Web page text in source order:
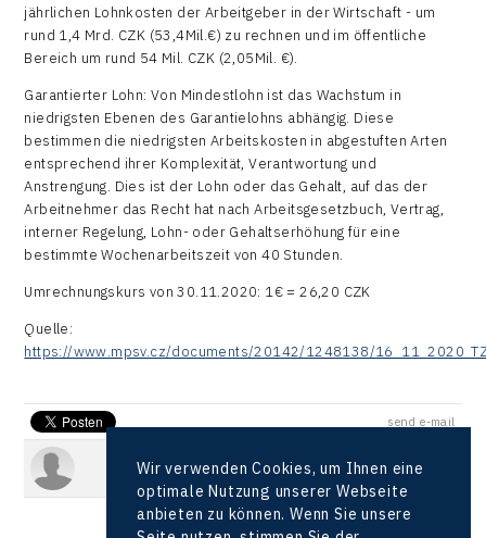
jährlichen Lohnkosten der Arbeitgeber in der Wirtschaft - um
rund 1,4 Mrd. CZK (53,4Mil.€) zu rechnen und im öffentliche
Bereich um rund 54 Mil. CZK (2,05Mil. €).
Garantierter Lohn: Von Mindestlohn ist das Wachstum in
niedrigsten Ebenen des Garantielohns abhängig. Diese
bestimmen die niedrigsten Arbeitskosten in abgestuften Arten
entsprechend ihrer Komplexität, Verantwortung und
Anstrengung. Dies ist der Lohn oder das Gehalt, auf das der
Arbeitnehmer das Recht hat nach Arbeitsgesetzbuch, Vertrag,
interner Regelung, Lohn- oder Gehaltserhöhung für eine
bestimmte Wochenarbeitszeit von 40 Stunden.
Umrechnungskurs von 30.11.2020: 1€ = 26,20 CZK
Quelle:
https://www.mpsv.cz/documents/20142/1248138/
send e-mail
Wir verwenden Cookies, um Ihnen eine
optimale Nutzung unserer Webseite
anbieten zu können. Wenn Sie unsere